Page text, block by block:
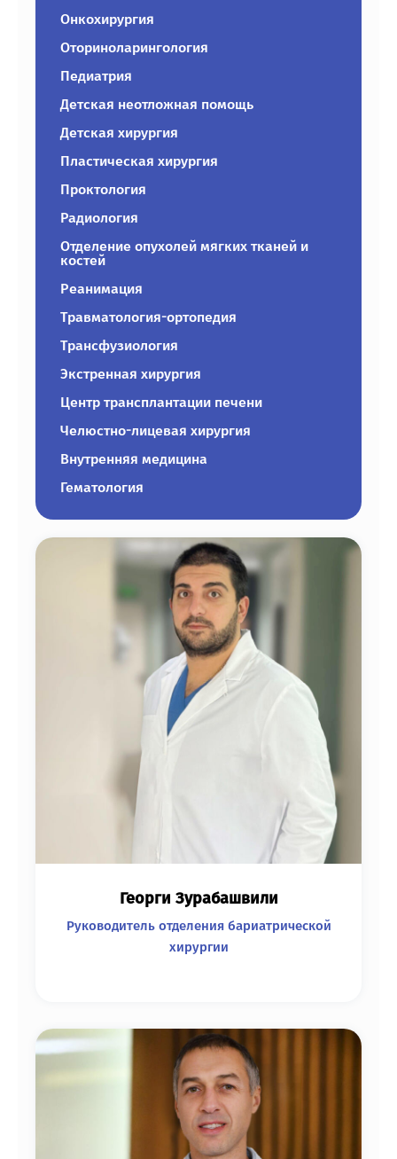
Онкохирургия
Оториноларингология
Педиатрия
Детская неотложная помощь
Детская хирургия
Пластическая хирургия
Проктология
Радиология
Отделение опухолей мягких тканей и
костей
Реанимация
Травматология-ортопедия
Трансфузиология
Экстренная хирургия
Центр трансплантации печени
Челюстно-лицевая хирургия
Внутренняя медицина
Гематология
Георги Зурабашвили
Руководитель отделения бариатрической
хирургии